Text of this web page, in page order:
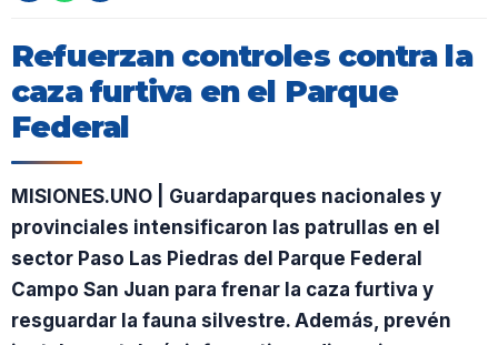
Refuerzan controles contra la
caza furtiva en el Parque
Federal
MISIONES.UNO | Guardaparques nacionales y
provinciales intensificaron las patrullas en el
sector Paso Las Piedras del Parque Federal
Campo San Juan para frenar la caza furtiva y
resguardar la fauna silvestre. Además, prevén